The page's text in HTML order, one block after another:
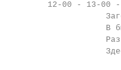
12-00 - 13-00
В